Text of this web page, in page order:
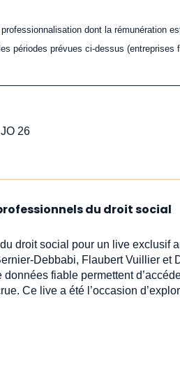
dont la rémunération
périodes prévues ci-dessus
26
du droit social
droit social pour un live
Debbabi, Flaubert Vuillier
fiable permettent
Ce live a été l’occasion